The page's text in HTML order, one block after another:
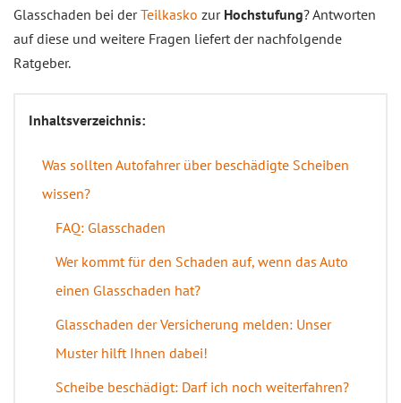
Glasschaden bei derTeilkasko zur Hochstufung? Antworten
auf diese und weitere Fragen liefert der nachfolgende
Ratgeber.
Inhaltsverzeichnis:
Was sollten Autofahrer über beschädigte Scheiben
wissen?
FAQ: Glasschaden
Wer kommt für den Schaden auf, wenn das Auto
einen Glasschaden hat?
Glasschaden der Versicherung melden: Unser
Muster hilft Ihnen dabei!
Scheibe beschädigt: Darf ich noch weiterfahren?